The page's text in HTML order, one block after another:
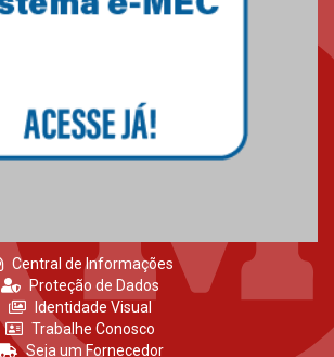
Central de Informações
Proteção de Dados
Identidade Visual
Trabalhe Conosco
Seja um Fornecedor